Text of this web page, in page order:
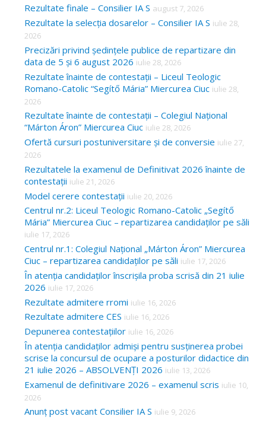
Rezultate finale – Consilier IA S august 7, 2026
Rezultate la selecția dosarelor – Consilier IA S iulie 28,
2026
Precizări privind ședințele publice de repartizare din
data de 5 și 6 august 2026 iulie 28, 2026
Rezultate înainte de contestații – Liceul Teologic
Romano-Catolic “Segítő Mária” Miercurea Ciuc iulie 28,
2026
Rezultate înainte de contestații – Colegiul Național
“Márton Áron” Miercurea Ciuc iulie 28, 2026
Ofertă cursuri postuniversitare și de conversie iulie 27,
2026
Rezultatele la examenul de Definitivat 2026 înainte de
contestații iulie 21, 2026
Model cerere contestații iulie 20, 2026
Centrul nr.2: Liceul Teologic Romano-Catolic „Segítő
Mária” Miercurea Ciuc – repartizarea candidaților pe săli
iulie 17, 2026
Centrul nr.1: Colegiul Național „Márton Áron” Miercurea
Ciuc – repartizarea candidaților pe săli iulie 17, 2026
În atenția candidaților înscrișila proba scrisă din 21 iulie
2026 iulie 17, 2026
Rezultate admitere rromi iulie 16, 2026
Rezultate admitere CES iulie 16, 2026
Depunerea contestațiilor iulie 16, 2026
În atenția candidaților admiși pentru susținerea probei
scrise la concursul de ocupare a posturilor didactice din
21 iulie 2026 – ABSOLVENȚI 2026 iulie 13, 2026
Examenul de definitivare 2026 – examenul scris iulie 10,
2026
Anunț post vacant Consilier IA S iulie 9, 2026